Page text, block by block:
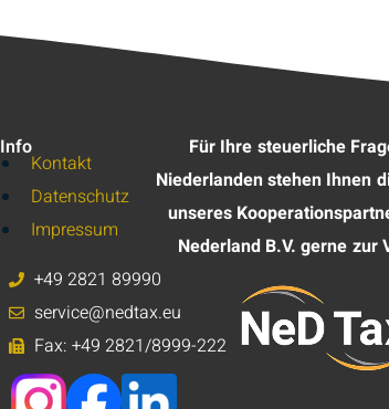
Info
Kontakt
Datenschutz
Impressum
+49 2821 89990
service@nedtax.eu
Fax: +49 2821/8999-222
Für Ihre steuerliche
Niederlanden stehen Ihnen
unseres
Nederland B.V. gerne zur